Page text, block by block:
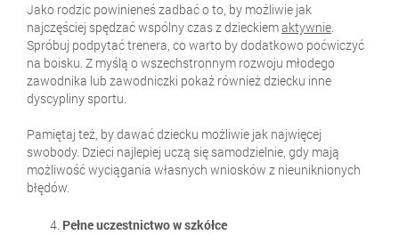
Jako rodzic powinieneś zadbać o to, by możliwie jak
najczęściej spędzać wspólny czas z dzieckiemaktywnie.
Spróbuj podpytać trenera, co warto by dodatkowo poćwiczyć
na boisku. Z myślą o wszechstronnym rozwoju młodego
zawodnika lub zawodniczki pokaż również dziecku inne
dyscypliny sportu.
Pamiętaj też, by dawać dziecku możliwie jak najwięcej
swobody. Dzieci najlepiej uczą się samodzielnie, gdy mają
możliwość wyciągania własnych wniosków z nieuniknionych
błędów.
Pełne uczestnictwo w szkółce